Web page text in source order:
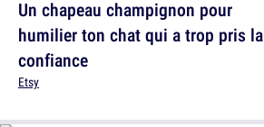
Un chapeau champignon pour
humilier ton chat qui a trop pris la
confiance
Etsy